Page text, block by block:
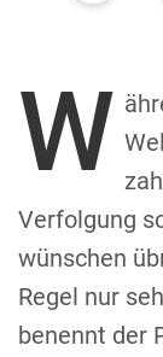
W
Verfolgung
wünschen
Regel nur
benennt der